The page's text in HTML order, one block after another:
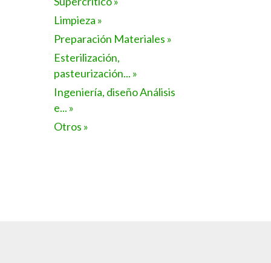
Limpieza »
Preparación Materiales »
Esterilización,
pasteurización... »
Ingeniería, diseño Análisis
e... »
Otros »